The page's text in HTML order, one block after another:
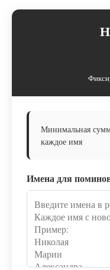
Минимальная
каждое имя
Имена для